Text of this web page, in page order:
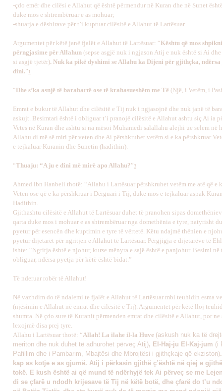
-çdo emër dhe cilësi e Allahut që është përmendur në Kuran dhe në Sunet
duke mos e shtrembëruar e as mohuar;
-shuarja e dëshirave për t’i kuptuar cilësitë e Allahut të Lartësuar.
Argumentet për këtë janë fjalët e Allahut të Lartësuar: “Kështu që mos shpikni
përngjasime për Allahun (sepse asgjë nuk i ngjason Atij e nuk është si Ai
si asgjë tjetër). Nuk ka pikë dyshimi se Allahu ka Dijeni për gjithçka,
dini.”1
“Dhe s’ka asnjë të barabartë ose të krahasueshëm me Të (Një, i Vetëm, i
Emrat e bukur të Allahut dhe cilësitë e Tij nuk i ngjasojnë dhe nuk janë të
askujt. Besimtari është i obliguar t’i pranojë cilësitë e Allahut ashtu siç Ai ia
Vetes në Kuran dhe ashtu si na mësoi Muhamedi salallahu alejhi ue selem në
Allahu di më së miri për veten dhe Ai përshkruhet vetëm si e ka përshkruar
e tejkaluar Kuranin dhe Sunetin (hadithin).
“Thuaju: “A ju e dini më mirë apo Allahu?”3
Ahmed ibn Hanbeli thotë: “Allahu i Lartësuar përshkruhet vetëm me atë që e
Veten ose që e ka përshkruar i Dërguari i Tij, duke mos e tejkaluar aspak
Hadithin.
Gjithashtu cilësitë e Allahut të Lartësuar duhet të pranohen sipas
qarta duke mos i mohuar e as shtrembëruar nga domethënia e tyre, natyrisht
pyetur për esencën dhe kuptimin e tyre të vërtetë. Këtu ndajmë thënien e
pyetur dijetarët për ngritjen e Allahut të Lartësuar. Përgjigja e dijetarëve të
ishte: “Ngritja është e njohur, kurse mënyra e sajë është e panjohur. Besimi në
obliguar, ndërsa pyetja për këtë është bidat.”
Të nderuar robër të Allahut!
Në vazhdim do të ndalemi te fjalët e Allahut të Lartësuar mbi teuhidin esma
(njësimin e Allahut në emrat dhe cilësitë e Tij). Argumentet për këtë lloj
shumta. Në çdo sure të Kuranit përmenden emrat dhe cilësitë e Allahut, por ne
lexojmë disa prej tyre.
Allahu i Lartësuar thotë: “Allah! La ilahe il-la Huve (askush nuk ka të
meriton dhe nuk duhet të adhurohet përveç Atij), El-Haj-ju El-Kaj-jum (i
Pafillim dhe i Pambarim, Mbajtësi dhe Mbrojtësi i gjithçkaje që ekziston)
kap as kotje e as gjumë. Atij i përkasin gjithë ç’është në qiej e
tokë. E kush është ai që mund të ndërhyjë tek Ai përveç se me
di se çfarë u ndodh krijesave të Tij në këtë botë, dhe çfarë do t’u